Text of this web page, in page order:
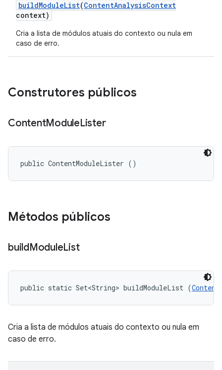
buildModuleList(ContentAnalysisContext
context)
Cria a lista de módulos atuais do contexto ou nula em
caso de erro.
Construtores públicos
ContentModuleLister
public ContentModuleLister ()
Métodos públicos
buildModuleList
public static Set<String> buildModuleList (
Cria a lista de módulos atuais do contexto ou nula em
caso de erro.